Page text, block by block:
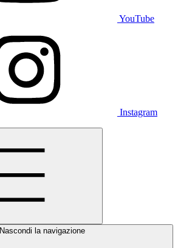
YouTube
Instagram
Nascondi la navigazione